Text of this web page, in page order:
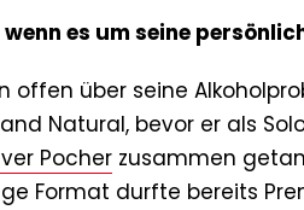
es um seine
offen über seine
Natural, bevor er als
Pocher zusammen
Format durfte bereits